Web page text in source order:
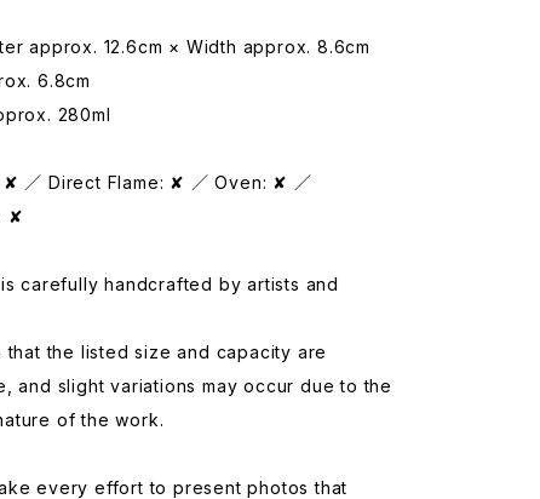
approx. 12.6cm × Width approx. 8.6cm
6.8cm
280ml
／ Direct Flame: ✘ ／ Oven: ✘ ／
✘
carefully handcrafted by artists and
that the listed size and capacity are
and slight variations may occur due to the
of the work.
every effort to present photos that